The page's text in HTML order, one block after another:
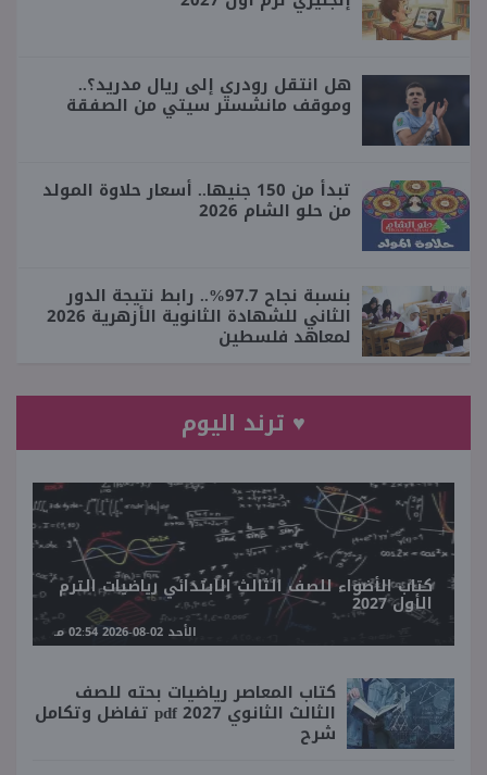
هل انتقل رودري إلى ريال مدريد؟..
وموقف مانشستر سيتي من الصفقة
تبدأ من 150 جنيها.. أسعار حلاوة المولد
من حلو الشام 2026
بنسبة نجاح 97.7%.. رابط نتيجة الدور
الثاني للشهادة الثانوية الأزهرية 2026
لمعاهد فلسطين
♥ ترند اليوم
كتاب الأضواء للصف الثالث الابتدائي رياضيات الترم
الأول 2027
الأحد 02-08-2026 02:54 مـ
كتاب المعاصر رياضيات بحته للصف
الثالث الثانوي 2027 pdf تفاضل وتكامل
شرح